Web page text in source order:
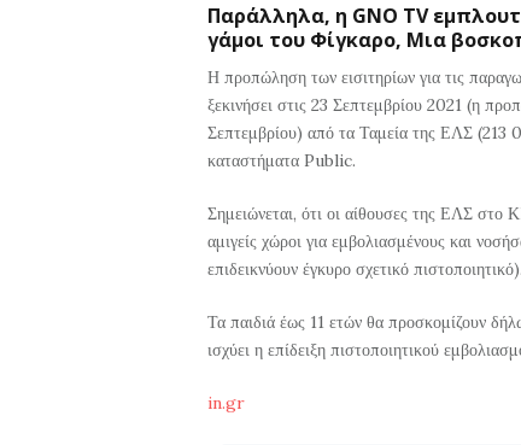
Παράλληλα, η GNO TV
γάμοι του Φίγκαρο, Μια
Η προπώληση των εισιτηρίων για τις
ξεκινήσει στις 23 Σεπτεμβρίου 2021 (η
Σεπτεμβρίου) από τα Ταμεία της ΕΛΣ
καταστήματα Public.
Σημειώνεται, ότι οι αίθουσες της ΕΛΣ
αμιγείς χώροι για εμβολιασμένους και
επιδεικνύουν έγκυρο σχετικό πιστοποιητικό).
Τα παιδιά έως 11 ετών θα προσκομίζουν
ισχύει η επίδειξη πιστοποιητικού
in.gr